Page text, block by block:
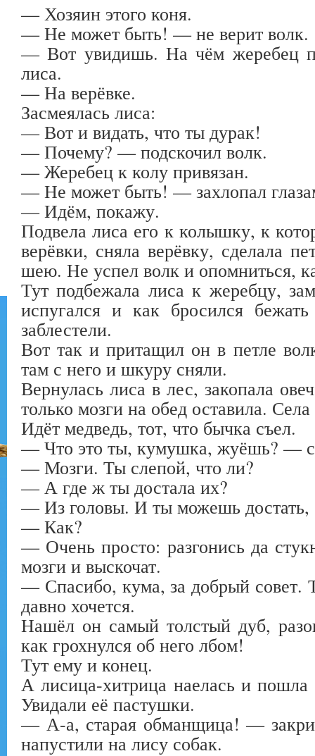
— Хозяин этого коня.
— Не может быть! — не верит волк.
— Вот увидишь. На чём жеребец
лиса.
— На верёвке.
Засмеялась лиса:
— Вот и видать, что ты дурак!
— Почему? — подскочил волк.
— Жеребец к колу привязан.
— Не может быть! — захлопал
— Идём, покажу.
Подвела лиса его к колышку, к
верёвки, сняла верёвку, сделала
шею. Не успел волк и опомниться,
Тут подбежала лиса к жеребцу,
испугался и как бросился
заблестели.
Вот так и притащил он в петле
там с него и шкуру сняли.
Вернулась лиса в лес, закопала
только мозги на обед оставила.
Идёт медведь, тот, что бычка съел.
— Что это ты, кумушка, жуёшь? —
— Мозги. Ты слепой, что ли?
— А где ж ты достала их?
— Из головы. И ты можешь достать,
— Как?
— Очень просто: разгонись да
мозги и выскочат.
— Спасибо, кума, за добрый совет.
давно хочется.
Нашёл он самый толстый дуб,
как грохнулся об него лбом!
Тут ему и конец.
А лисица-хитрица наелась и пошла
Увидали её пастушки.
— А-а, старая обманщица! —
напустили на лису собак.